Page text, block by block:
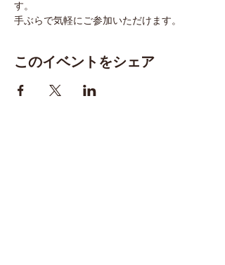
す。
手ぶらで気軽にご参加いただけます。
このイベントをシェア